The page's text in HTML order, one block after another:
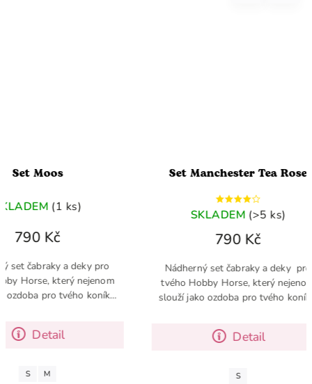
(1 ks)
Kč
Detail
a deky pro
který nejenom
pro tvého koníka,
PES
Set Manchester Tea Rose
SKLADEM(>5 ks)
790 Kč
Detail
Nádherný set čabraky a deky pro
tvého Hobby Horse, který nejenom
slouží jako ozdoba pro tvého koníka,
Materiál: PES